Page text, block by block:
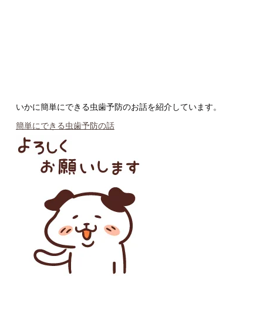
いかに簡単にできる虫歯予防のお話を紹介しています。
簡単にできる虫歯予防の話